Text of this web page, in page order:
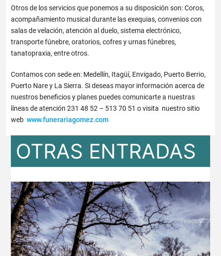
Otros de los servicios que ponemos a su disposición son: Coros,
acompañamiento musical durante las exequias, convenios con
salas de velación, atención al duelo, sistema electrónico,
transporte fúnebre, oratorios, cofres y urnas fúnebres,
tanatopraxia, entre otros.
Contamos con sede en: Medellín, Itagüí, Envigado, Puerto Berrio,
Puerto Nare y La Sierra. Si deseas mayor información acerca de
nuestros beneficios y planes puedes comunicarte a nuestras
líneas de atención 231 48 52 – 513 70 51 o visita nuestro sitio
webwww.funerariagomez.com
OTRAS ENTRADAS